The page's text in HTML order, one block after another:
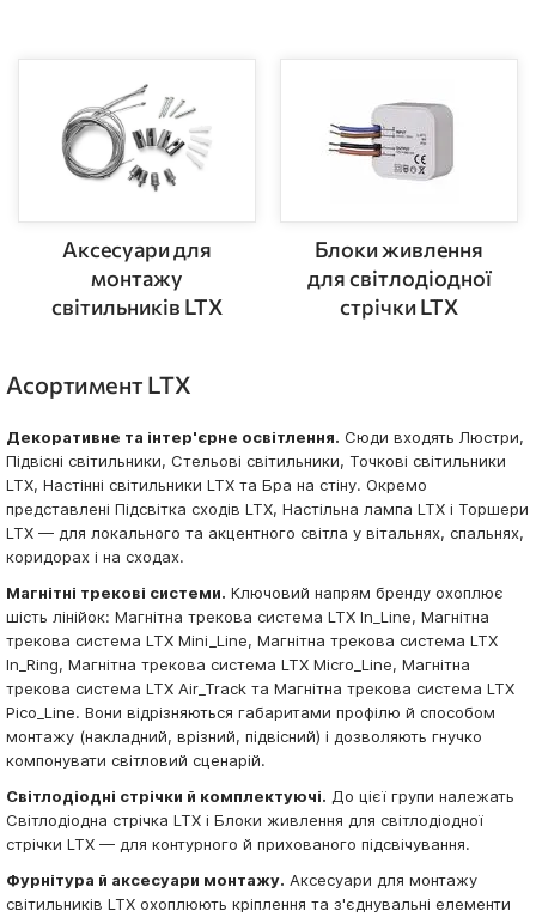
Аксесуари для
монтажу
світильників LTX
Блоки живлення
для світлодіодної
стрічки LTX
Асортимент LTX
Декоративне та інтер'єрне освітлення. Сюди входять Люстри,
Підвісні світильники, Стельові світильники, Точкові світильники
LTX, Настінні світильники LTX та Бра на стіну. Окремо
представлені Підсвітка сходів LTX, Настільна лампа LTX і Торшери
LTX — для локального та акцентного світла у вітальнях, спальнях,
коридорах і на сходах.
Магнітні трекові системи. Ключовий напрям бренду охоплює
шість лінійок: Магнітна трекова система LTX In_Line, Магнітна
трекова система LTX Mini_Line, Магнітна трекова система LTX
In_Ring, Магнітна трекова система LTX Micro_Line, Магнітна
трекова система LTX Air_Track та Магнітна трекова система LTX
Pico_Line. Вони відрізняються габаритами профілю й способом
монтажу (накладний, врізний, підвісний) і дозволяють гнучко
компонувати світловий сценарій.
Світлодіодні стрічки й комплектуючі. До цієї групи належать
Світлодіодна стрічка LTX і Блоки живлення для світлодіодної
стрічки LTX — для контурного й прихованого підсвічування.
Фурнітура й аксесуари монтажу. Аксесуари для монтажу
світильників LTX охоплюють кріплення та з'єднувальні елементи